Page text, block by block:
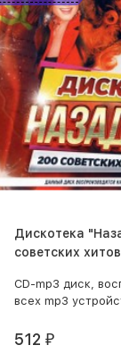
Дискотека
советских
CD-mp3 диск,
всех mp3
512 ₽